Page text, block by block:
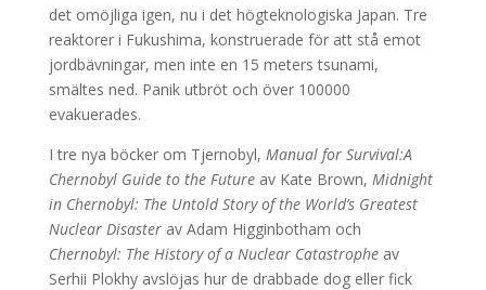
det omöjliga igen, nu i det högteknologiska Japan. Tre
reaktorer i Fukushima, konstruerade för att stå emot
jordbävningar, men inte en 15 meters tsunami,
smältes ned. Panik utbröt och över 100000
evakuerades.
I tre nya böcker om Tjernobyl, Manual for Survival:A
Chernobyl Guide to the Future av Kate Brown, Midnight
in Chernobyl: The Untold Story of the World’s Greatest
Nuclear Disaster av Adam Higginbotham och
Chernobyl: The History of a Nuclear Catastrophe av
Serhii Plokhy avslöjas hur de drabbade dog eller fick